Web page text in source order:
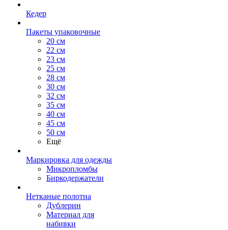
Кедер
Пакеты упаковочные
20 см
22 см
23 см
25 см
28 см
30 см
32 см
35 см
40 см
45 см
50 см
Ещё
Маркировка для одежды
Микропломбы
Биркодержатели
Нетканые полотна
Дублерин
Материал для
набивки